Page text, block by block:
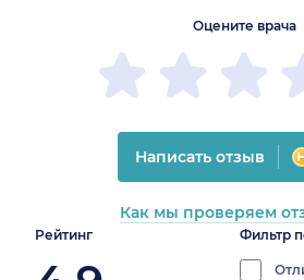
Рейтинг Фильтр
Оцените врача
Написать отзыв
Как мы проверяем